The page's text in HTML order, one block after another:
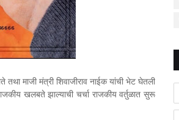
तथा माजी मंत्री शिवाजीराव नाईक यांची भेट घेतली
खलबते झाल्याची चर्चा राजकीय वर्तुळात सुरू